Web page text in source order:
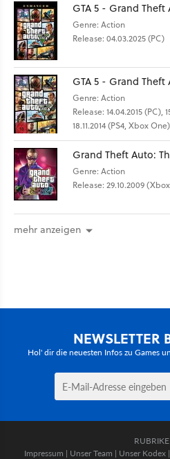
GTA 5 - Grand Theft
Genre: Action
Release: 04.03.2025 (PC)
GTA 5 - Grand Theft
Genre: Action
Release: 14.04.2015 (PC),
18.11.2014 (PS4, Xbox
Grand Theft Auto:
Genre: Action
Release: 29.10.2009
mehr anzeigen
NEWSLETTER
Hol' dir die neuesten Infos zu Games
Impressum | Unser Team | Unser Kodex |